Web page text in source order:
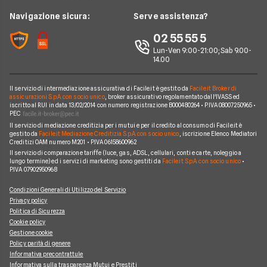
Facile.it Club
Lavora in Facile.it
Notizie Finanziamenti
Notizie Telefonia Mobile
Notizie TV a pagamento
Noleggio Lungo Termine Auto Elettriche
Notizie noleggio
Navigazione sicura: Serve assistenza?
02 55 55 5
Lun-Ven 9:00-21:00; Sab 9.00-
14.00
Il servizio di intermediazione assicurativa di Facile.it è gestito da Facile.it Broker di
assicurazioni S.p.A. con socio unico, broker assicurativo regolamentato dall'IVASS ed
iscritto al RUI in data 13/02/2014 con numero registrazione B000480264 • P.IVA 08007250965 •
PEC
Il servizio di mediazione creditizia per i mutui e per il credito al consumo di Facile.it è
gestito da Facile.it Mediazione Creditizia S.p.A. con socio unico , iscrizione Elenco Mediatori
Creditizi OAM numero M201 • P.IVA 06158600962
Il servizio di comparazione tariffe (luce, gas, ADSL, cellulari, conti e carte, noleggio a
lungo termine) ed i servizi di marketing sono gestiti da Facile.it S.p.A. con socio unico•
P.IVA 07902950968
Condizioni Generali di Utilizzo del Servizio
Privacy policy
Politica di Sicurezza
Cookie policy
Gestione cookie
Policy parità di genere
Informativa precontrattule
Informativa sulla trasparenza Mutui e Prestiti